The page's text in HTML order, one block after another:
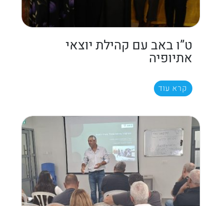
ט”ו באב עם קהילת יוצאי
אתיופיה
קרא עוד